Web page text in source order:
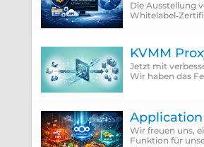
Die Ausstellung
KVMM
Jetzt mit
Wir haben das
Application
Wir freuen uns,
Funktion für